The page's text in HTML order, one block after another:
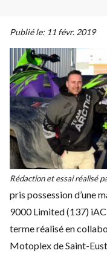
Publié le: 11 févr. 2019
Rédaction et essai réalisé
pris possession d’une
9000 Limited (137)
terme réalisé en
Motoplex de Saint-